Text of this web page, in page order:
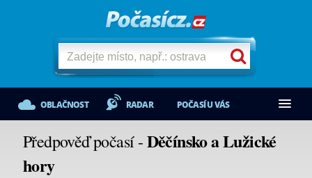
OBLAČNOST RADAR POČASÍ U VÁS
Předpověď počasí -Děčínsko a Lužické
hory